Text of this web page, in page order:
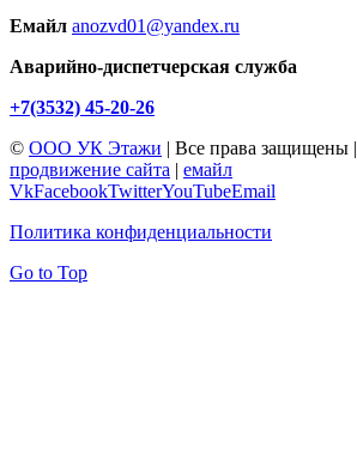
Емайл anozvd01@yandex.ru
Аварийно-диспетчерская служба
+7(3532) 45-20-26
© ООО УК Этажи | Все права защищены |
продвижение сайта | емайл
VkFacebookTwitterYouTubeEmail
Политика конфиденциальности
Go to Top